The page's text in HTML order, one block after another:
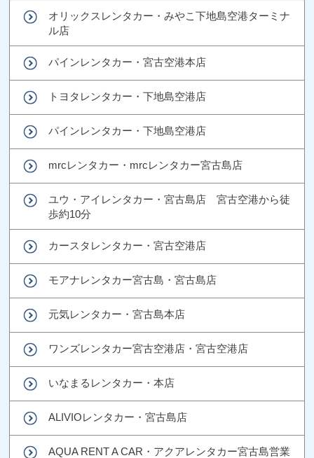
オリックスレンタカー・みやこ下地島空港ターミナ
ル店
パインレンタカー・宮古空港本店
トヨタレンタカー・下地島空港店
パインレンタカー・下地島空港店
mrcレンタカー・mrcレンタカー宮古島店
ユウ・アイレンタカー・宮古島店 宮古空港から徒
歩約10分
カースタレンタカー・宮古空港店
モアナレンタカー宮古島・宮古島店
元気レンタカー・宮古島本店
ワンズレンタカー宮古空港店・宮古空港店
いなまるレンタカー・本店
ALIVIOレンタカー・宮古島店
AQUA RENT A CAR・アクアレンタカー宮古島営業